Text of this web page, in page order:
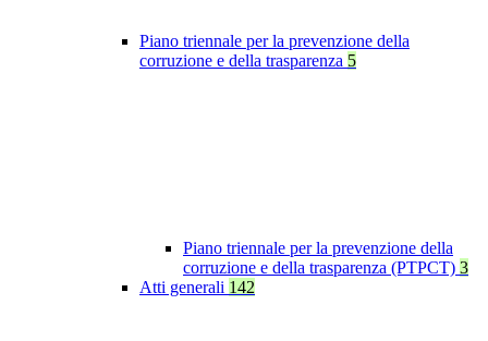
Piano triennale per la prevenzione della
corruzione e della trasparenza 5
Piano triennale per la prevenzione della
corruzione e della trasparenza (PTPCT) 3
Atti generali 142